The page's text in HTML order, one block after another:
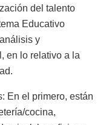
del talento
Educativo
y
en lo relativo a la
En el primero, están
cocina,